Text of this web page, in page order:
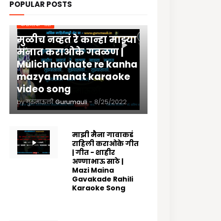
POPULAR POSTS
कराओके गीते
मुळीच नव्हतं रे कान्हा माझ्या
मनात कराओके गवळण |
Mulich navhate re kanha
mazya manat karaoke
video song
by गुरुमाऊली Gurumauli - 8/25/2022
माझी मैना गावाकडं
राहिली कराओके गीत
| गीत - शाहीर
अण्णाभाऊ साठे |
Mazi Maina
Gavakade Rahili
Karaoke Song